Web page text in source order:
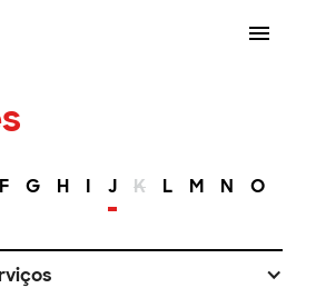
F G H I J K L M N O